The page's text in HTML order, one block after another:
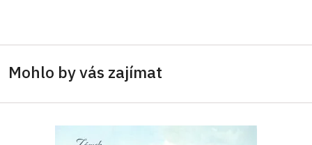
Mohlo by vás zajímat